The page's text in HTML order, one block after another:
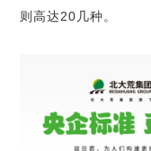
则高达20几种。